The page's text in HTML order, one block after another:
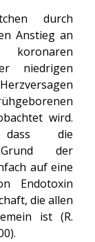
durch
Anstieg an
niedrigen
wird.
die
der
auf eine
Endotoxin
die allen
ist (R.